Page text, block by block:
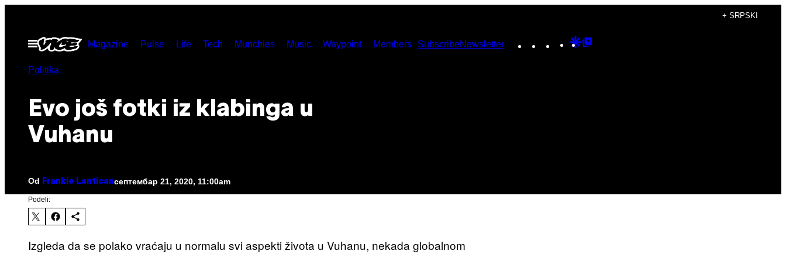
садржај
+ SRPSKI
Otvori
Meni
Magazine Pulse Life Tech Munchies Music Waypoint Members SubscribeNewsletter Instagram
TikTokYouTube
Google
Politika
Evo još fotki iz klabinga u
Vuhanu
Od Frankie Lanticanсептембар 21, 2020, 11:00am
Podeli:
Izgleda da se polako vraćaju u normalu svi aspekti života u Vuhanu, nekada globalnom